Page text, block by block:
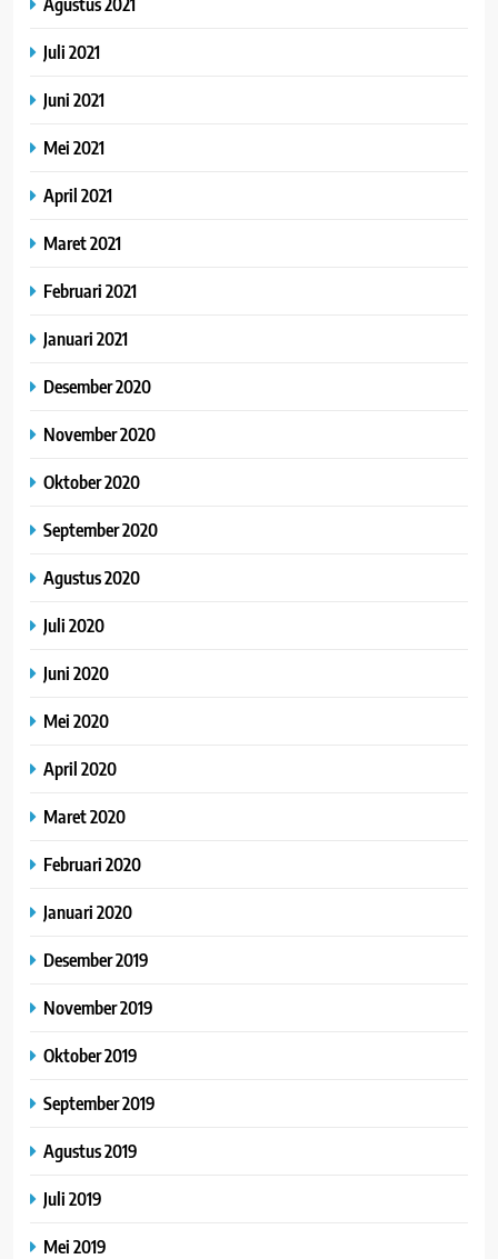
Juli 2021
Juni 2021
Mei 2021
April 2021
Maret 2021
Februari 2021
Januari 2021
Desember 2020
November 2020
Oktober 2020
September 2020
Agustus 2020
Juli 2020
Juni 2020
Mei 2020
April 2020
Maret 2020
Februari 2020
Januari 2020
Desember 2019
November 2019
Oktober 2019
September 2019
Agustus 2019
Juli 2019
Mei 2019